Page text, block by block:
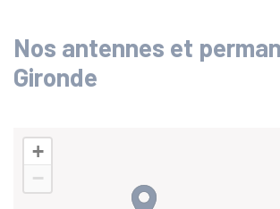
Nos antennes et
Gironde
+
−